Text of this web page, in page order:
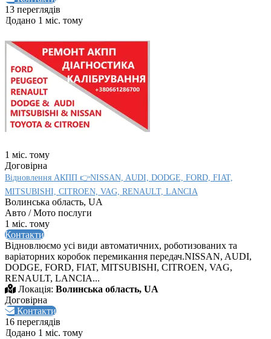
13 переглядів
Додано 1 міс. тому
1 міс. тому
Договірна
Відновлення АКПП 👉NISSAN, AUDI, DODGE, FORD, FIAT,
MITSUBISHI, CITROEN, VAG, RENAULT, LANCIA
Волинська область, UA
Авто / Мото послуги
1 міс. тому
Контакти
Відновлюємо усі види автоматичних, роботизованих та
варіаторних коробок перемикання передач.NISSAN, AUDI,
DODGE, FORD, FIAT, MITSUBISHI, CITROEN, VAG,
RENAULT, LANCIA...
Локація: Волинська область, UA
Договірна
Контакти
16 переглядів
Додано 1 міс. тому